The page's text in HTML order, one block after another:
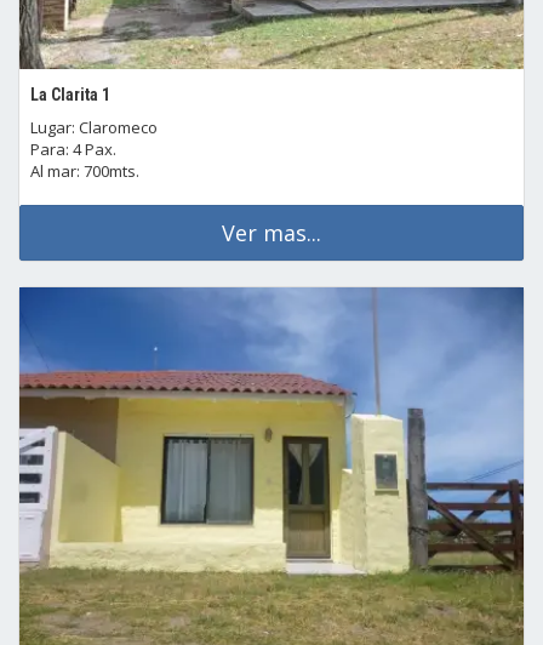
La Clarita 1
Lugar: Claromeco
Para: 4 Pax.
Al mar: 700mts.
Ver mas...